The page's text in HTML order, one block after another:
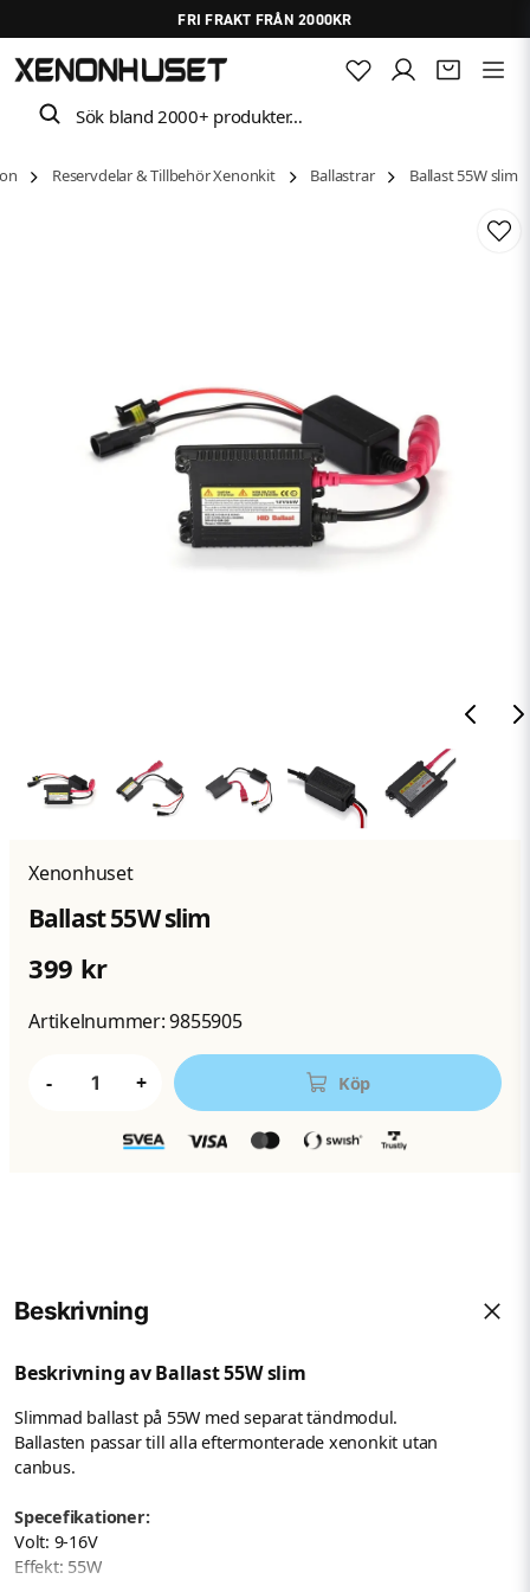
FRI FRAKT FRÅN 2000KR
Sök bland 2000+ produkter…
Reservdelar & Tillbehör Xenonkit Ballastrar Ballast 55W slim
Xenonhuset
Ballast 55W slim
399 kr
Artikelnummer:9855905
- + Köp
Beskrivning
Beskrivning av Ballast 55W slim
Slimmad ballast på 55W med separat tändmodul.
Ballasten passar till alla eftermonterade xenonkit utan
canbus.
Specefikationer:
Volt: 9-16V
Effekt: 55W